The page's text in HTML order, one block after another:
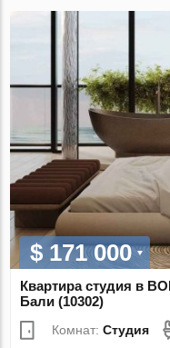
$ 171 000
Квартира студия в
Бали (10302)
Комнат:Студия